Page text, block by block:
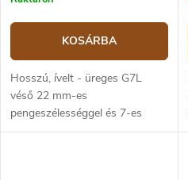
KOSÁRBA
Hosszú, ívelt - üreges G7L
véső 22 mm-es
pengeszélességgel és 7-es
pengeprofillal. Kőrisfa nyél,